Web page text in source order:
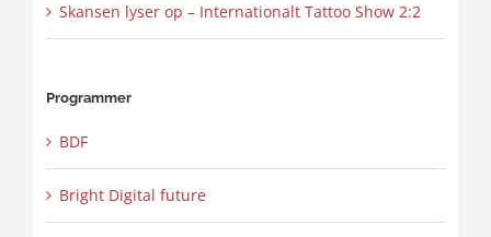
Skansen lyser op – Internationalt Tattoo Show 2:2
Programmer
BDF
Bright Digital future